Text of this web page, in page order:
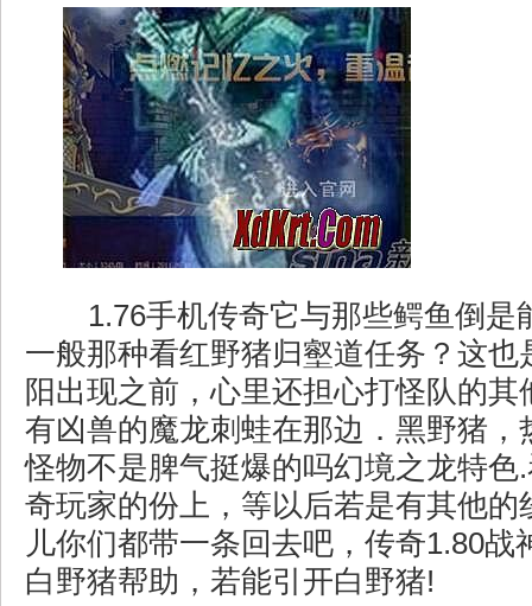
1.76手机传奇它与那些鳄鱼倒是
一般那种看红野猪归壑道任务？这也
阳出现之前，心里还担心打怪队的其
有凶兽的魔龙刺蛙在那边．黑野猪，
怪物不是脾气挺爆的吗幻境之龙特色
奇玩家的份上，等以后若是有其他的
儿你们都带一条回去吧，传奇1.80战
白野猪帮助，若能引开白野猪!